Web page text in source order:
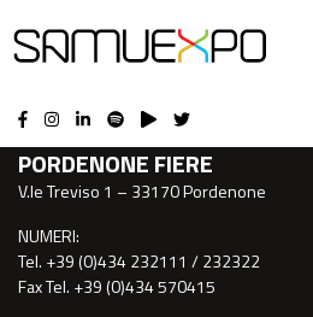
CONTATTI
PORDENONE FIERE
V.le Treviso 1 – 33170 Pordenone
NUMERI:
Tel. +39 (0)434 232111 / 232322
Fax Tel. +39 (0)434 570415